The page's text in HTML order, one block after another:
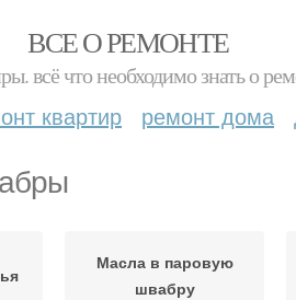
ВСЕ О РЕМОНТЕ
всё что необходимо знать о
квартир ремонт дома
Масла в паровую
швабру